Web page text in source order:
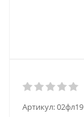
Артикул:02фл19